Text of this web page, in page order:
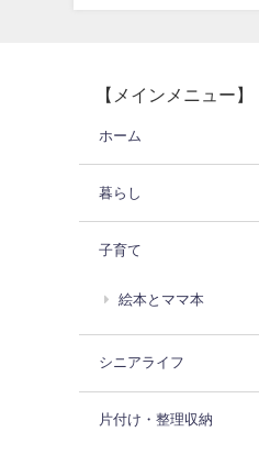
【メインメニュー】
ホーム
暮らし
子育て
絵本とママ本
シニアライフ
片付け・整理収納